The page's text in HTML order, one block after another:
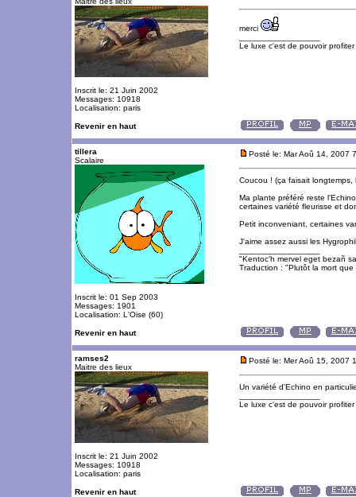
Inscrit le: 21 Juin 2002
Messages: 10918
Localisation: paris
merci
Le luxe c'est de pouvoir
Revenir en haut
tillera
Scalaire
Inscrit le: 01 Sep 2003
Messages: 1901
Localisation: L'Oise (60)
Posté le: Mar Aoû 14, 2007
Coucou ! (ça faisait
Ma plante préféré reste
certaines variété fleurisse et
Petit inconveniant, certaines
J'aime assez aussi les
"Kentoc'h mervel eget bezañ
Traduction : "Plutôt la mort que
Revenir en haut
ramses2
Maitre des lieux
Inscrit le: 21 Juin 2002
Messages: 10918
Localisation: paris
Posté le: Mer Aoû 15, 2007
Un variété d'Echino en
Le luxe c'est de pouvoir
Revenir en haut